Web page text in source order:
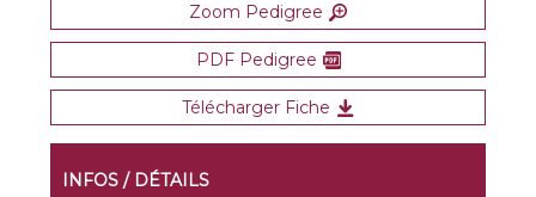
Zoom Pedigree
PDF Pedigree
Télécharger Fiche
INFOS / DÉTAILS